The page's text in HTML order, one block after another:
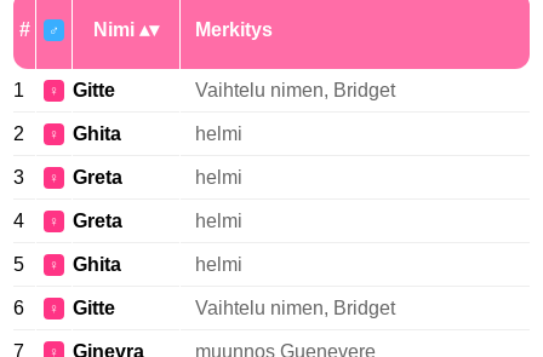
# ♂ Nimi Merkitys
1 ♀ Gitte Vaihtelu nimen, Bridget
2 ♀ Ghita helmi
3 ♀ Greta helmi
4 ♀ Greta helmi
5 ♀ Ghita helmi
6 ♀ Gitte Vaihtelu nimen, Bridget
7 ♀ Ginevra muunnos Guenevere